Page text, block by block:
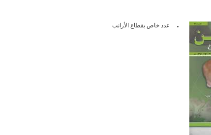
عدد خاص بقطاع الأرانب